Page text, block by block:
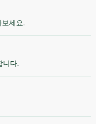
보세요.
니다.